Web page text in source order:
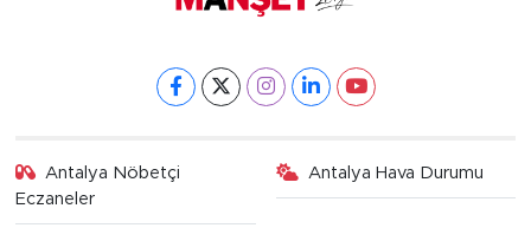
Antalya Nöbetçi
Eczaneler
Antalya Hava Durumu